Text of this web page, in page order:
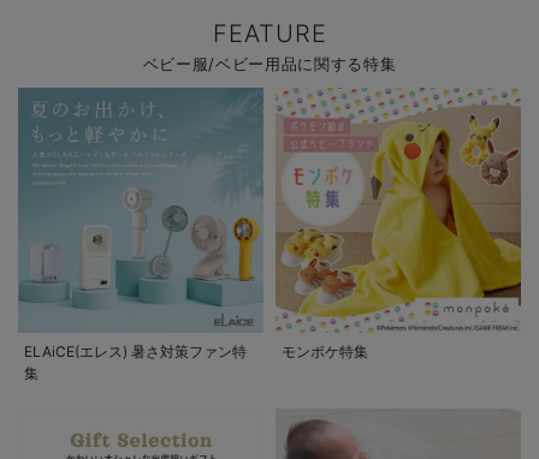
FEATURE
ベビー服/ベビー用品に関する特集
ELAiCE(エレス) 暑さ対策ファン特
集
モンポケ特集